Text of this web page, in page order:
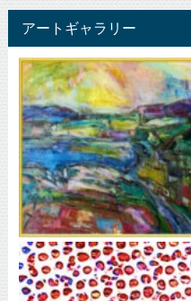
アートギャラリー